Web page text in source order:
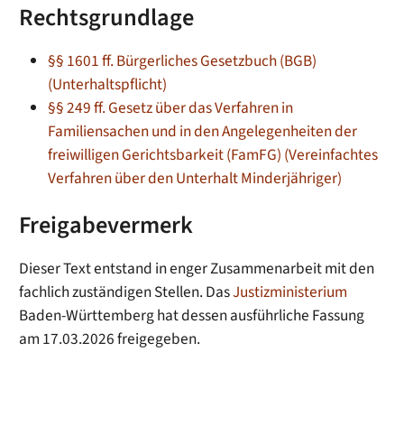
Rechtsgrundlage
§§ 1601 ff. Bürgerliches Gesetzbuch (BGB)
(Unterhaltspflicht)
§§ 249 ff. Gesetz über das Verfahren in
Familiensachen und in den Angelegenheiten der
freiwilligen Gerichtsbarkeit (FamFG) (Vereinfachtes
Verfahren über den Unterhalt Minderjähriger)
Freigabevermerk
Dieser Text entstand in enger Zusammenarbeit mit den
fachlich zuständigen Stellen. DasJustizministerium
Baden-Württemberg hat dessen ausführliche Fassung
am 17.03.2026 freigegeben.